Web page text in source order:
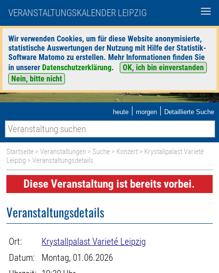
VERANSTALTUNGSKALENDER LEIPZIG
Wir verwenden Cookies, um für diese Website anonymisierte,
statistische Auswertungen der Nutzung mit Hilfe der Statistik-
Software Matomo zu erstellen. Mehr Informationen finden Sie
in unserer Datenschutzerklärung.
OK, ich bin einverstanden
Nein, bitte nicht
heute | morgen | Detaillierte Suche
Startseite >Veranstaltungen > Suche > Konzert > Krystallpalast Varieté
Leipzig > Veranstaltungsdetails
Diese Veranstaltung ist bereits vorbei.
Veranstaltungsdetails
Ort:
Krystallpalast Varieté Leipzig
Datum:
Montag, 01.06.2026